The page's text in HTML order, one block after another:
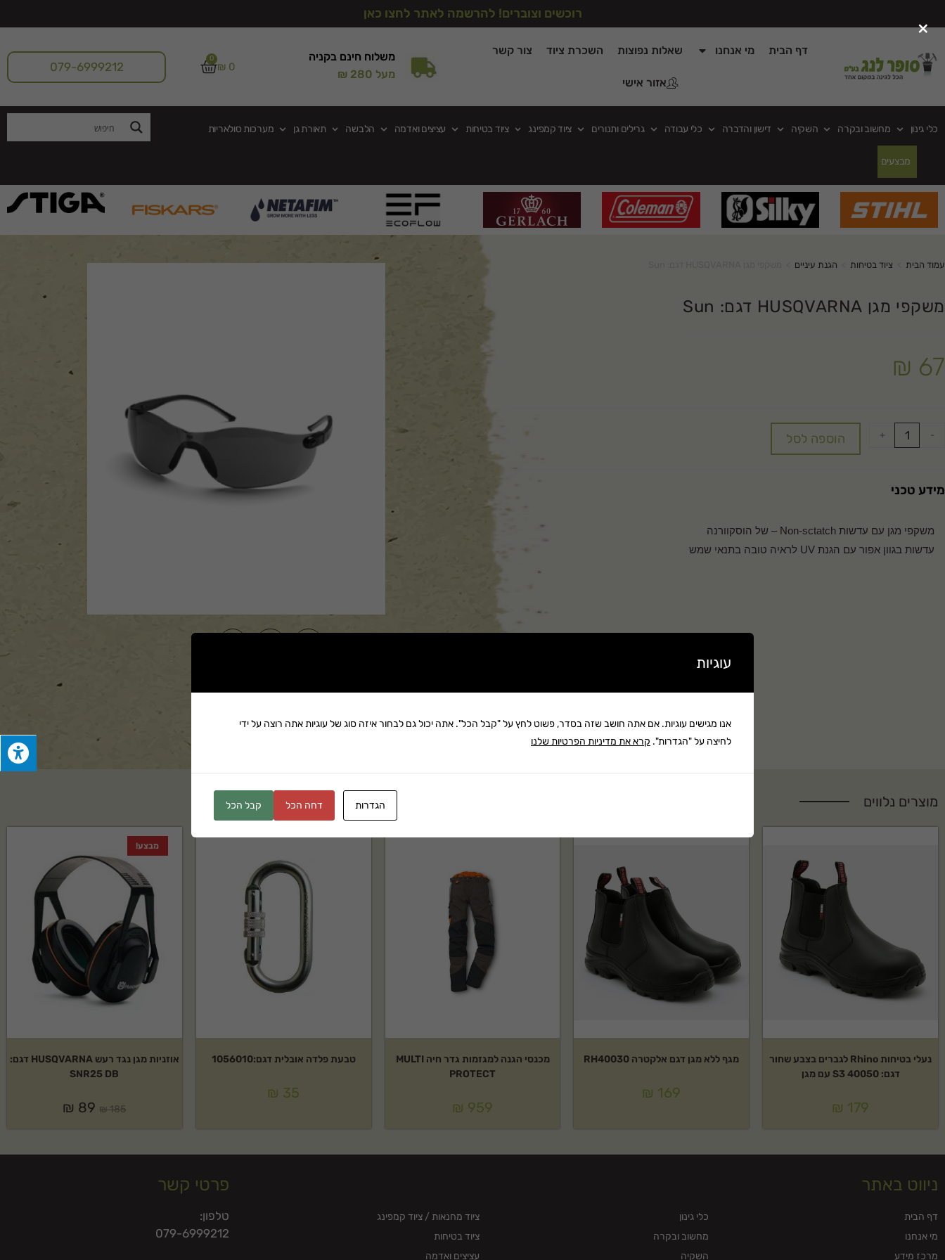
רוכשים וצוברים! להרשמה לאתר לחצו כאן
דף הבית מי אנחנו שאלות נפוצות השכרת ציוד צור קשר
אזור אישי
משלוח חינם בקניה
מעל 280 ₪
₪0
0
079-6999212
כלי גינון מחשוב ובקרה השקיה דישון והדברה כלי עבודה גרילים ותנורים ציוד קמפינג ציוד בטיחות עציצים ואדמה הלבשה תאורת גן מערכות סולאריות
מבצעים
עמוד הבית ציוד בטיחות הגנת עיניים
משקפי מגן HUSQVARNA דגם: Sun
₪ 67
-
+ הוספה לסל
מידע טכני
משקפי מגן עם עדשות Non-sctatch – של הוסקוורנה
עדשות בגוון אפור עם הגנת UV לראיה טובה בתנאי שמש
שתף:
זמן אספקה:עד 14 ימי עסקים
מוצרים נלווים
נעלי בטיחות Rhino לגברים בצבע שחור
דגם: 40050 S3 עם מגן
₪ 179
מגף ללא מגן דגם אלקטרה RH40030
₪ 169
מכנסי הגנה למגזמות גדר חיה MULTI
PROTECT
₪ 959
טבעת פלדה אובלית דגם:1056010
₪ 35
מבצע!
אוזניות מגן נגד רעש HUSQVARNA דגם:
SNR25 DB
₪185
₪ 89
ניווט באתר
דף הבית
מי אנחנו
מרכז מידע
כלי גינון
מחשוב ובקרה
השקיה
ציוד מחנאות / ציוד קמפינג
ציוד בטיחות
עציצים ואדמה
פרטי קשר
טלפון:
079-6999212
×
עוגיות
אנו מגישים עוגיות. אם אתה חושב שזה בסדר, פשוט לחץ על "קבל הכל". אתה יכול גם לבחור איזה סוג של עוגיות אתה רוצה על ידי
לחיצה על "הגדרות". קרא את מדיניות הפרטיות שלנו
הגדרות דחה הכל קבל הכל